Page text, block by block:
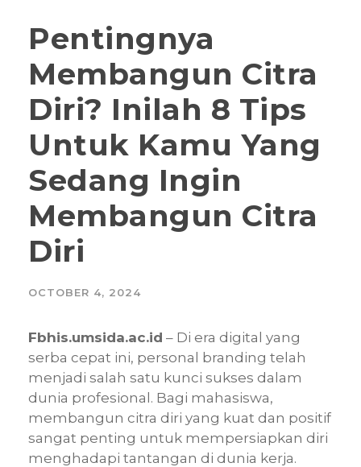
Pentingnya
Membangun Citra
Diri? Inilah 8 Tips
Untuk Kamu Yang
Sedang Ingin
Membangun Citra
Diri
OCTOBER 4, 2024
Fbhis.umsida.ac.id – Di era digital yang
serba cepat ini, personal branding telah
menjadi salah satu kunci sukses dalam
dunia profesional. Bagi mahasiswa,
membangun citra diri yang kuat dan positif
sangat penting untuk mempersiapkan diri
menghadapi tantangan di dunia kerja.